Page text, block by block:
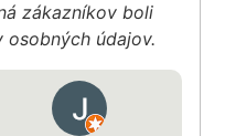
zákazníkov boli
osobných údajov.